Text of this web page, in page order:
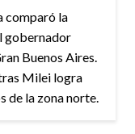
comparó la
gobernador
Buenos Aires.
Milei logra
de la zona norte.